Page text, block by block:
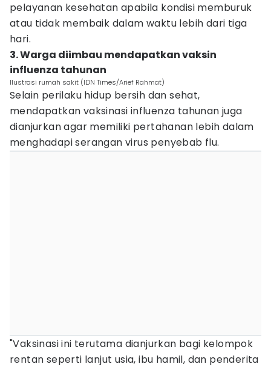
pelayanan kesehatan apabila kondisi memburuk
atau tidak membaik dalam waktu lebih dari tiga
hari.
3. Warga diimbau mendapatkan vaksin
influenza tahunan
Ilustrasi rumah sakit (IDN Times/Arief Rahmat)
Selain perilaku hidup bersih dan sehat,
mendapatkan vaksinasi influenza tahunan juga
dianjurkan agar memiliki pertahanan lebih dalam
menghadapi serangan virus penyebab flu.
"Vaksinasi ini terutama dianjurkan bagi kelompok
rentan seperti lanjut usia, ibu hamil, dan penderita